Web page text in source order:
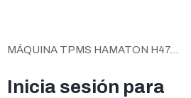
MÁQUINA TPMS HAMATON H47...
Inicia sesión para